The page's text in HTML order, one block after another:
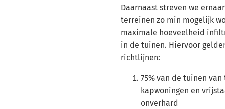
Daarnaast streven we
terreinen zo min mogelijk
maximale hoeveelheid
in de tuinen. Hiervoor
richtlijnen:
75% van de tuinen
kapwoningen en
onverhard